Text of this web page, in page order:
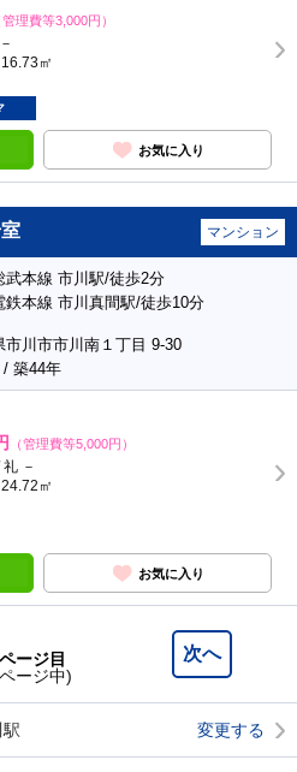
管理費等3,000円）
㎡
お気に入り
マンション
武本線 市川駅/徒歩2分
鉄本線 市川真間駅/徒歩10分
市川市市川南１丁目 9-30
/ 築44年
（管理費等5,000円）
－
㎡
お気に入り
次へ
ージ目
ージ中)
変更する